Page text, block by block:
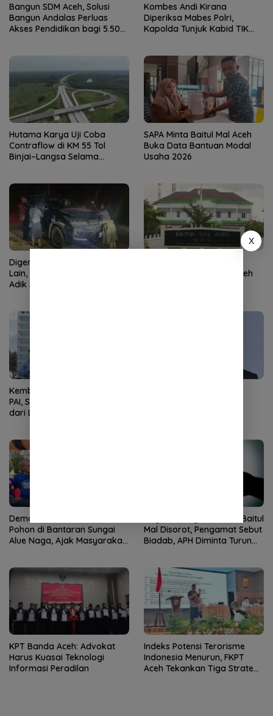
Bangun SDM Aceh, Solusi
Bangun Andalas Perluas
Akses Pendidikan bagi 5.500
Kombes Andi Kirana
Diperiksa Mabes Polri,
Kapolda Tunjuk Kabid TIK
Hutama Karya Uji Coba
Contraflow di KM 55 Tol
Binjai–Langsa Selama
SAPA Minta Baitul Mal Aceh
Buka Data Bantuan Modal
Usaha 2026
Digerebek Bareng Wanita
Lain, Sekda Nekat Tabrak
Adik Sendiri!
Komisioner Baitul Mal Aceh
Kembali Nahkodai APDOK
PAI, Silahuddin Tuai Apresiasi
dari LPPM UNISAI Samalanga
Demokrat Aceh Tanam
Pohon di Bantaran Sungai
Alue Naga, Ajak Masyarakat
Dugaan Pungli Bantuan Baitul
Mal Disorot, Pengamat Sebut
Biadab, APH Diminta Turun
KPT Banda Aceh: Advokat
Harus Kuasai Teknologi
Informasi Peradilan
Indeks Potensi Terorisme
Indonesia Menurun, FKPT
Aceh Tekankan Tiga Strategi
X